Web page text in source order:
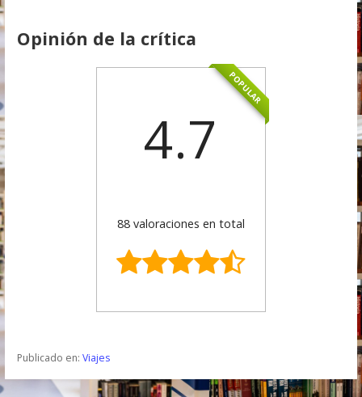
Opinión de la crítica
POPULAR
4.7
88 valoraciones en total
Publicado en: Viajes